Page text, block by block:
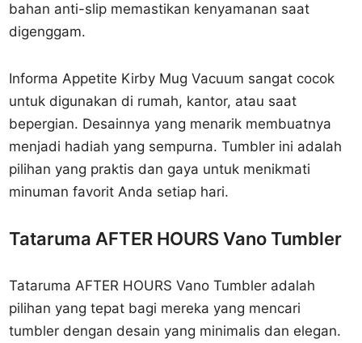
bahan anti-slip memastikan kenyamanan saat
digenggam.
Informa Appetite Kirby Mug Vacuum sangat cocok
untuk digunakan di rumah, kantor, atau saat
bepergian. Desainnya yang menarik membuatnya
menjadi hadiah yang sempurna. Tumbler ini adalah
pilihan yang praktis dan gaya untuk menikmati
minuman favorit Anda setiap hari.
Tataruma AFTER HOURS Vano Tumbler
Tataruma AFTER HOURS Vano Tumbler adalah
pilihan yang tepat bagi mereka yang mencari
tumbler dengan desain yang minimalis dan elegan.